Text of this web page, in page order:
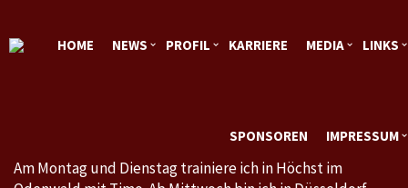
HOME NEWS PROFIL KARRIERE MEDIA LINKS
SPONSOREN IMPRESSUM
Am Montag und Dienstag trainiere ich in Höchst im